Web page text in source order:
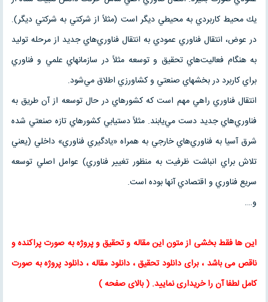
يك محيط كاربردي به محيطي ديگر است (مثلاً از شركتي به شركتي ديگر).
در عوض، انتقال فناوري عمودي به انتقال فناوري‌هاي جديد از مرحله توليد
به هنگام فعاليت‌هاي تحقيق و توسعه مثلاً در سازمانهاي علمي و فناوري
براي كاربرد در بخشهاي صنعتي و كشاورزي اطلاق مي‌شود.
انتقال فناوري راهي مهم است كه كشورهاي در حال توسعه از آن طريق به
فناوري‌هاي جديد دست مي‌يابند. مثلاً دستيابي كشورهاي تازه صنعتي شده
شرق آسيا به فناوري‌هاي خارجي به همراه «يادگيري فناوري» داخلي (يعني
تلاش براي انباشت ظرفيت به منظور تغيير فناوري) عوامل اصلي توسعه
سريع فناوري و اقتصادي آنها بوده است.
و….
این ها فقط بخشی از متون اینمقاله وتحقیق و پروژه به صورت پراکنده و
ناقص می باشد ، برای دانلود تحقیق ،دانلود مقاله ، دانلود پروژه به صورت
کامل لطفا آن را خریداری نمایید. (بالای صفحه)